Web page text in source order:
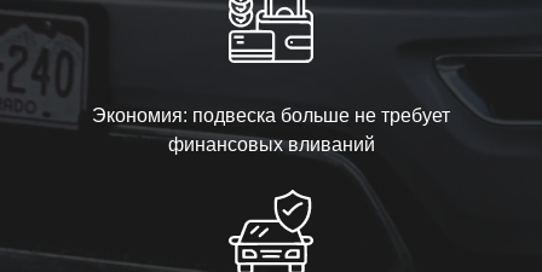
Экономия: подвеска больше не требует
финансовых вливаний